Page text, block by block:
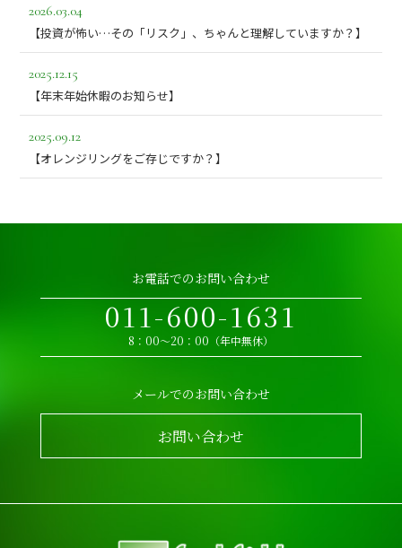
2026.03.04
【投資が怖い…その「リスク」、ちゃんと理解していますか？】
2025.12.15
【年末年始休暇のお知らせ】
2025.09.12
【オレンジリングをご存じですか？】
お電話でのお問い合わせ
011-600-1631
8：00～20：00（年中無休）
メールでのお問い合わせ
お問い合わせ